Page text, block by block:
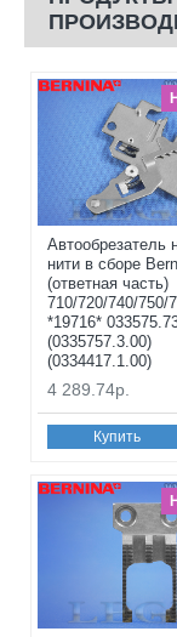
Автообрезатель
нити в сборе
(ответная часть)
710/720/740/750/
*19716*
(0335757.3.00)
(0334417.1.00)
4 289.74р.
Купить